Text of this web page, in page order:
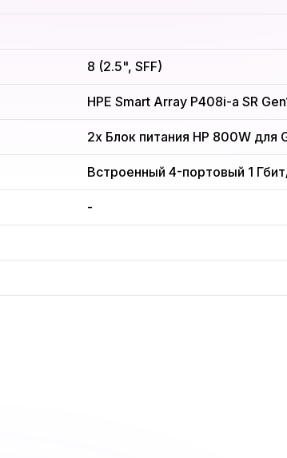
8 (2.5", SFF)
HPE Smart Array P408i-a SR
2x Блок питания HP 800W для
Встроенный 4-портовый 1
-